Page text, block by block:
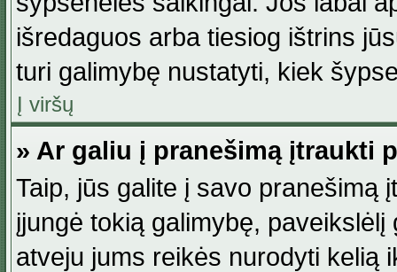
išredaguos arba tiesiog ištrins
turi galimybę nustatyti, kiek
Į viršų
» Ar galiu į pranešimą įtraukti
Taip, jūs galite į savo pranešimą
įjungė tokią galimybę,
atveju jums reikės nurodyti kelią